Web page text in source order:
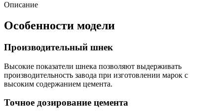
Описание
Особенности модели
Производительный шнек
Высокие показатели шнека позволяют выдерживать
производительность завода при изготовлении марок с
высоким содержанием цемента.
Точное дозирование цемента